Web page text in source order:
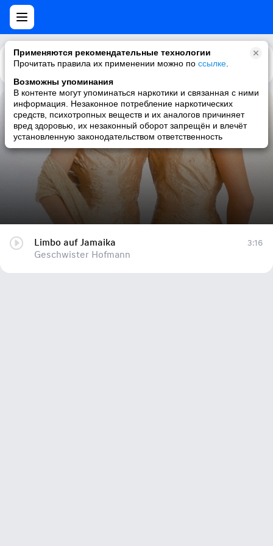
Применяются рекомендательные технологии
Прочитать правила их применении можно по ссылке
Возможны упоминания
В контенте могут упоминаться наркотики и связанная с ними
информация. Незаконное потребление наркотических
средств, психотропных веществ и их аналогов причиняет
вред здоровью, их незаконный оборот запрещён и влечёт
установленную законодательством ответственность
Каталог Рекомендации
Limbo auf Jamaika
Geschwister Hofmann
Limbo auf Jamaika
Geschwister Hofmann
3:16